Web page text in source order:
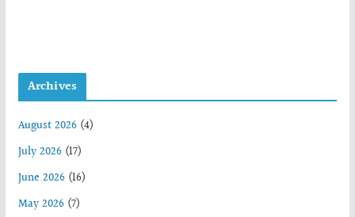
Archives
August 2026(4)
July 2026(17)
June 2026(16)
May 2026(7)